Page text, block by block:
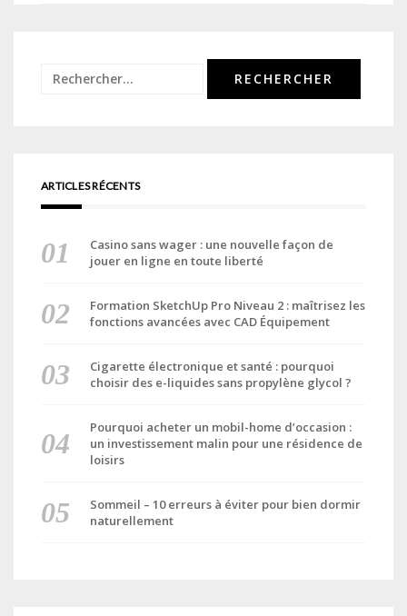
Rechercher :
ARTICLES RÉCENTS
Casino sans wager : une nouvelle façon de
jouer en ligne en toute liberté
Formation SketchUp Pro Niveau 2 : maîtrisez les
fonctions avancées avec CAD Équipement
Cigarette électronique et santé : pourquoi
choisir des e-liquides sans propylène glycol ?
Pourquoi acheter un mobil-home d’occasion :
un investissement malin pour une résidence de
loisirs
Sommeil – 10 erreurs à éviter pour bien dormir
naturellement